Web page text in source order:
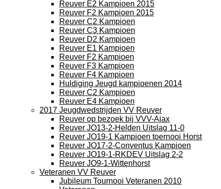
Reuver E2 Kampioen 2015
Reuver F2 Kampioen 2015
Reuver C2 Kampioen
Reuver C3 Kampioen
Reuver D2 Kampioen
Reuver E1 Kampioen
Reuver F2 Kampioen
Reuver F3 Kampioen
Reuver F4 Kampioen
Huldiging Jeugd kampioenen 2014
Reuver C2 Kampioen
Reuver E4 Kampioen
2017 Jeugdwedstrijden VV Reuver
Reuver op bezoek bij VVV-Ajax
Reuver JO13-2-Helden Uitslag 11-0
Reuver JO19-1 Kampioen toernooi Horst
Reuver JO17-2-Conventus Kampioen
Reuver JO19-1-RKDEV Uitslag 2-2
Reuver JO9-1-Wittenhorst
Veteranen VV Reuver
Jubileum Tournooi Veteranen 2010